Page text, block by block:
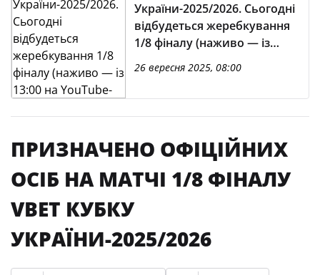
України-2025/2026. Сьогодні
відбудеться жеребкування
1/8 фіналу (наживо — із
УАФ)
26 вересня 2025, 08:00
ПРИЗНАЧЕНО ОФІЦІЙНИХ
ОСІБ НА МАТЧІ 1/8 ФІНАЛУ
VBET КУБКУ
УКРАЇНИ-2025/2026